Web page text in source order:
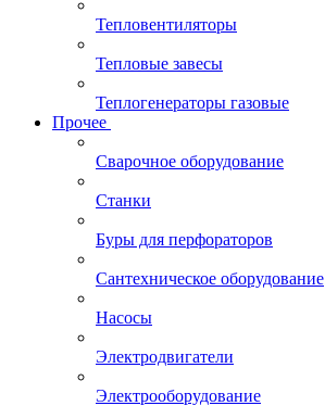
Тепловентиляторы
Тепловые завесы
Теплогенераторы газовые
Прочее
Сварочное оборудование
Станки
Буры для перфораторов
Сантехническое оборудование
Насосы
Электродвигатели
Электрооборудование